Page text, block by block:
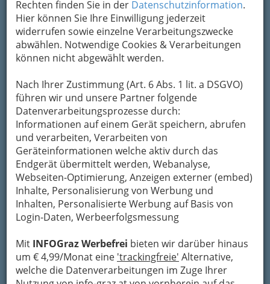
Rechten finden Sie in der Datenschutzinformation.
Hier können Sie Ihre Einwilligung jederzeit
widerrufen sowie einzelne Verarbeitungszwecke
abwählen. Notwendige Cookies & Verarbeitungen
können nicht abgewählt werden.
Nach Ihrer Zustimmung (Art. 6 Abs. 1 lit. a DSGVO)
führen wir und unsere Partner folgende
Datenverarbeitungsprozesse durch:
Informationen auf einem Gerät speichern, abrufen
und verarbeiten, Verarbeiten von
Geräteinformationen welche aktiv durch das
Endgerät übermittelt werden, Webanalyse,
Webseiten-Optimierung, Anzeigen externer (embed)
Inhalte, Personalisierung von Werbung und
Inhalten, Personalisierte Werbung auf Basis von
Login-Daten, Werbeerfolgsmessung
Mit INFOGraz Werbefrei bieten wir darüber hinaus
um € 4,99/Monat eine 'trackingfreie' Alternative,
welche die Datenverarbeitungen im Zuge Ihrer
Um die Info-Graz Firmenvor Spam-Mails zu
bewahren, verwenden wir an dieser Stelle zur
Übermittlung Ihrer Nachricht ein sicheres
Formular. Ihre Nachricht wird nach dem
Absenden umgehend per Mail an das
Mein Name
Meine Email Adresse
Mein Betreff